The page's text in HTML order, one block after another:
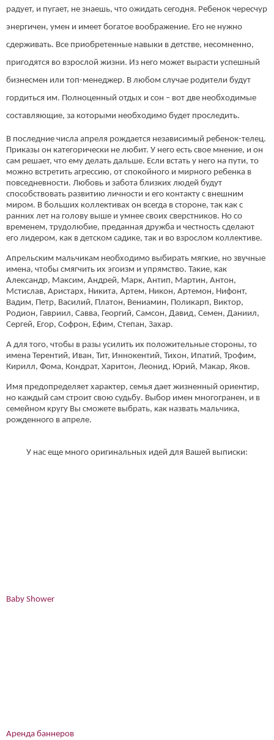
радует, и пугает, не знаешь, что ожидать сегодня. Ребенок чересчур
энергичен, умен и имеет богатое воображение. Его не нужно
сдерживать. Все приобретенные навыки в детстве, несомненно,
пригодятся во взрослой жизни. Из него может вырасти успешный
бизнесмен или топ-менеджер. В любом случае родители будут
гордиться им. Полноценный отдых и сон – вот две необходимые
составляющие, за которыми необходимо будет проследить.
В последние числа апреля рождается независимый ребенок-телец.
Приказы он категорически не любит. У него есть свое мнение, и он
сам решает, что ему делать дальше. Если встать у него на пути, то
можно встретить агрессию, от спокойного и мирного ребенка в
повседневности. Любовь и забота близких людей будут
способствовать развитию личности и его контакту с внешним
миром. В больших коллективах он всегда в стороне, так как с
ранних лет на голову выше и умнее своих сверстников. Но со
временем, трудолюбие, преданная дружба и честность сделают
его лидером, как в детском садике, так и во взрослом коллективе.
Апрельским мальчикам необходимо выбирать мягкие, но звучные
имена, чтобы смягчить их эгоизм и упрямство. Такие, как
Александр, Максим, Андрей, Марк, Антип, Мартин, Антон,
Мстислав, Аристарх, Никита, Артем, Никон, Артемон, Нифонт,
Вадим, Петр, Василий, Платон, Вениамин, Поликарп, Виктор,
Родион, Гавриил, Савва, Георгий, Самсон, Давид, Семен, Даниил,
Сергей, Егор, Софрон, Ефим, Степан, Захар.
А для того, чтобы в разы усилить их положительные стороны, то
имена Терентий, Иван, Тит, Иннокентий, Тихон, Ипатий, Трофим,
Кирилл, Фома, Кондрат, Харитон, Леонид, Юрий, Макар, Яков.
Имя предопределяет характер, семья дает жизненный ориентир,
но каждый сам строит свою судьбу. Выбор имен многогранен, и в
семейном кругу Вы сможете выбрать, как назвать мальчика,
рожденного в апреле.
У нас еще много оригинальных идей для Вашей выписки:
Baby Shower
Аренда баннеров